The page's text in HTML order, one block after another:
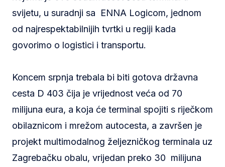
svijetu, u suradnji sa ENNA Logicom, jednom
od najrespektabilnijih tvrtki u regiji kada
govorimo o logistici i transportu.
Koncem srpnja trebala bi biti gotova državna
cesta D 403 čija je vrijednost veća od 70
milijuna eura, a koja će terminal spojiti s riječkom
obilaznicom i mrežom autocesta, a završen je
projekt multimodalnog željezničkog terminala uz
Zagrebačku obalu, vrijedan preko 30 milijuna